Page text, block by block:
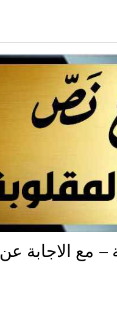
مع الاجابة عن